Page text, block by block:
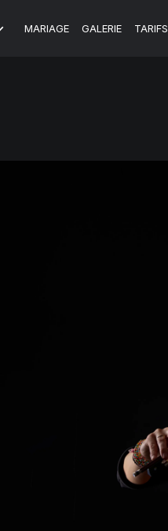
MARIAGE GALERIE TARIFS